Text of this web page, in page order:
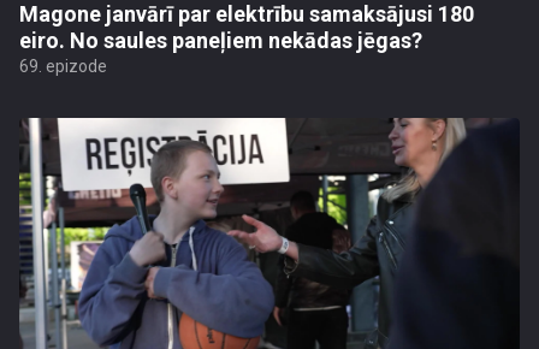
Magone janvārī par elektrību samaksājusi 180
eiro. No saules paneļiem nekādas jēgas?
69. epizode